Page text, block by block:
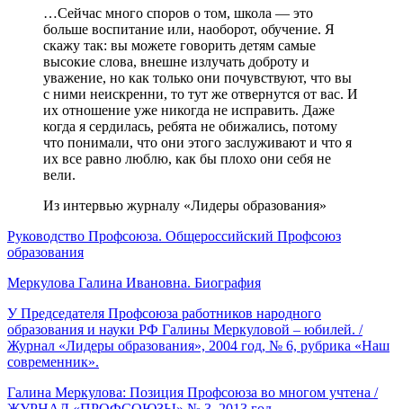
…Сейчас много споров о том, школа — это
больше воспитание или, наоборот, обучение. Я
скажу так: вы можете говорить детям самые
высокие слова, внешне излучать доброту и
уважение, но как только они почувствуют, что вы
с ними неискренни, то тут же отвернутся от вас. И
их отношение уже никогда не исправить. Даже
когда я сердилась, ребята не обижались, потому
что понимали, что они этого заслуживают и что я
их все равно люблю, как бы плохо они себя не
вели.
Из интервью журналу «Лидеры образования»
Руководство Профсоюза. Общероссийский Профсоюз
образования
Меркулова Галина Ивановна. Биография
У Председателя Профсоюза работников народного
образования и науки РФ Галины Меркуловой – юбилей. /
Журнал «Лидеры образования», 2004 год, № 6, рубрика «Наш
современник».
Галина Меркулова: Позиция Профсоюза во многом учтена /